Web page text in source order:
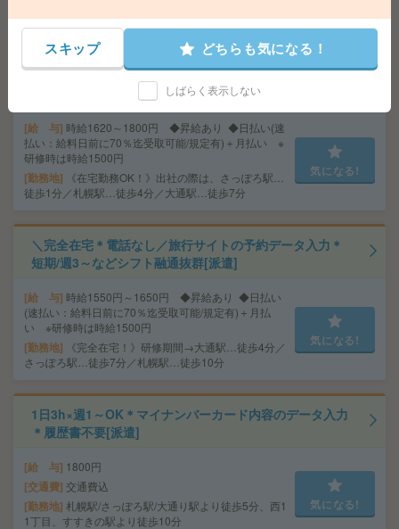
分、「大通駅」徒歩7分
【在宅勤務OK＆電話ナシ】応募はがきのデータ入力＊短
期/週3日～シフト融通抜群！[派遣]
給 与 時給1620～1800円 ◆昇給あり ◆日払い(速
払い：給料日前に70％迄受取可能/規定有)＋月払い ※
研修時は時給1500円
勤務地
《在宅勤務OK！》出社の際は、さっぽろ駅…
徒歩1分／札幌駅…徒歩4分／大通駅…徒歩7分
気になる!
＼完全在宅＊電話なし／旅行サイトの予約データ入力＊
短期/週3～などシフト融通抜群[派遣]
給 与 時給1550円～1650円 ◆昇給あり ◆日払い
(速払い：給料日前に70％迄受取可能/規定有)＋月払
い ※研修時は時給1500円
勤務地
《完全在宅！》研修期間→大通駅…徒歩4分／
さっぽろ駅…徒歩7分／札幌駅…徒歩10分
気になる!
1日3h×週1～OK＊マイナンバーカード内容のデータ入力
＊履歴書不要[派遣]
給 与 1800円
交通費 交通費込
勤務地 札幌駅/さっぽろ駅/大通り駅より徒歩5分、西1
1丁目、すすきの駅より徒歩10分
気になる!
スキップ どちらも気になる！
しばらく表示しない